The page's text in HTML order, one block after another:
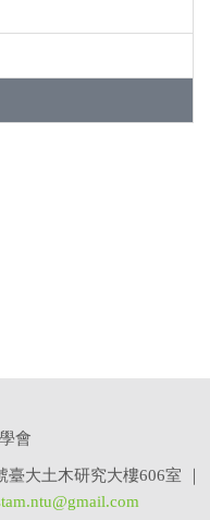
會
大土木研究大樓606室 ｜
.ntu@gmail.com